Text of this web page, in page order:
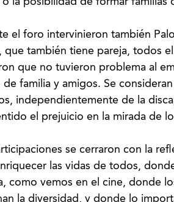
el foro intervinieron también
que también tiene pareja, todos
que no tuvieron problema al
de familia y amigos. Se
independientemente de la
el prejuicio en la mirada de
se cerraron con la
las vidas de todos,
como vemos en el cine, donde
la diversidad, y donde lo